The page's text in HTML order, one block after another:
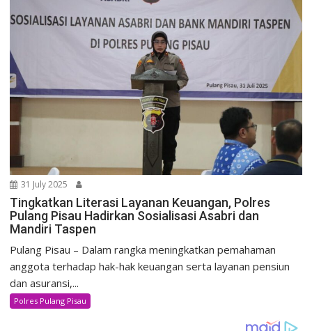
31 July 2025
Tingkatkan Literasi Layanan Keuangan, Polres
Pulang Pisau Hadirkan Sosialisasi Asabri dan
Mandiri Taspen
Pulang Pisau – Dalam rangka meningkatkan pemahaman
anggota terhadap hak-hak keuangan serta layanan pensiun
dan asuransi,...
Polres Pulang Pisau